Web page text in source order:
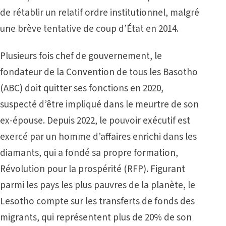
de rétablir un relatif ordre institutionnel, malgré
une brève tentative de coup d’État en 2014.
Plusieurs fois chef de gouvernement, le
fondateur de la Convention de tous les Basotho
(ABC) doit quitter ses fonctions en 2020,
suspecté d’être impliqué dans le meurtre de son
ex-épouse. Depuis 2022, le pouvoir exécutif est
exercé par un homme d’affaires enrichi dans les
diamants, qui a fondé sa propre formation,
Révolution pour la prospérité (RFP). Figurant
parmi les pays les plus pauvres de la planète, le
Lesotho compte sur les transferts de fonds des
migrants, qui représentent plus de 20% de son